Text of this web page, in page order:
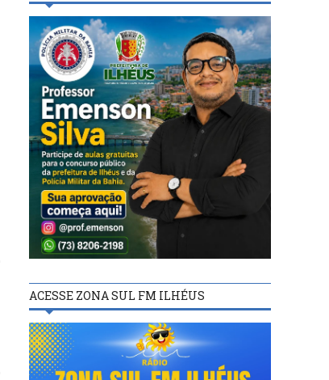
DESTAQUES
09/10/25
Prefeitura de Ilhéus
participa da 52ª ABAV Expo
Internacional de Turismo
2025
DESTAQUES
MEU CANDIDATO A
VEREADOR!
ACESSE ZONA SUL FM ILHÉUS